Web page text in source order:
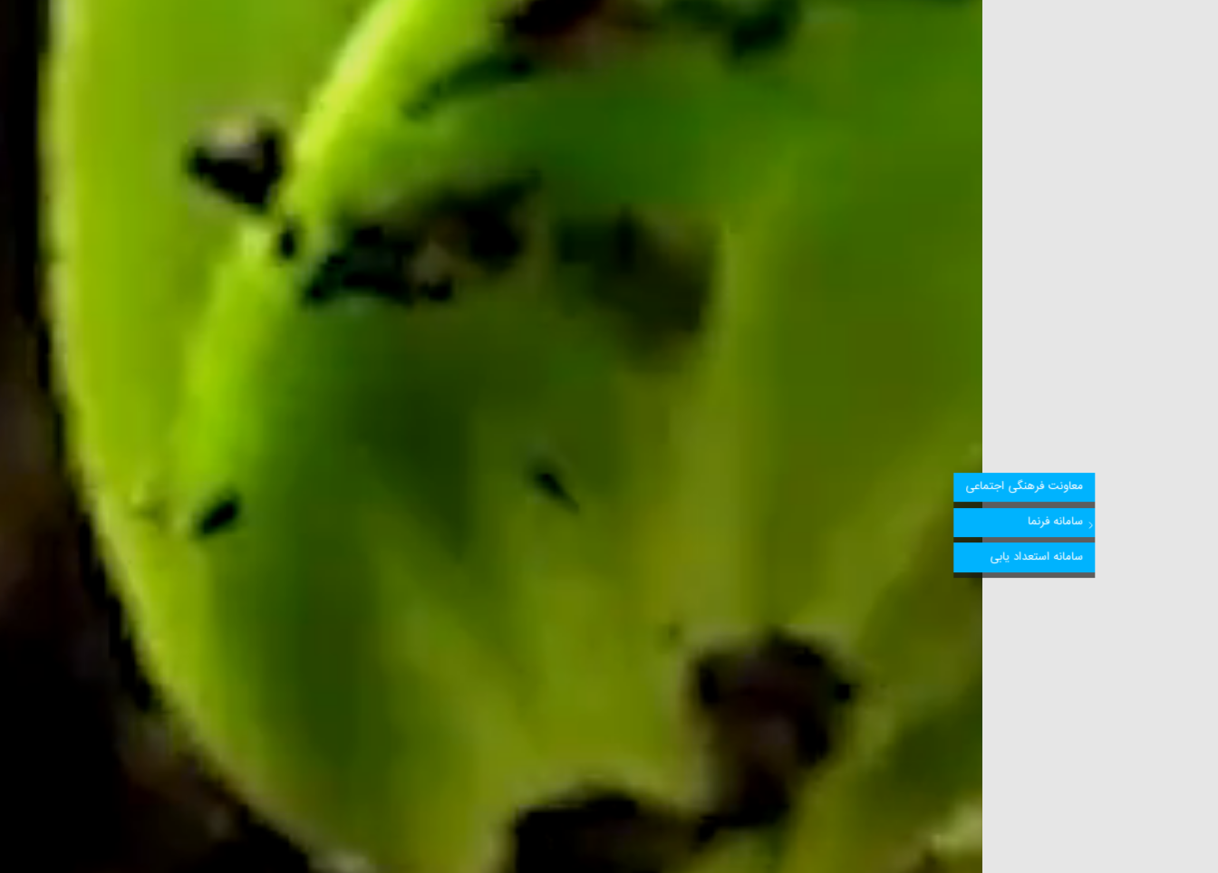
معاونت فرهنگی اجتماعی
سامانه فرنما
سامانه استعداد یابی